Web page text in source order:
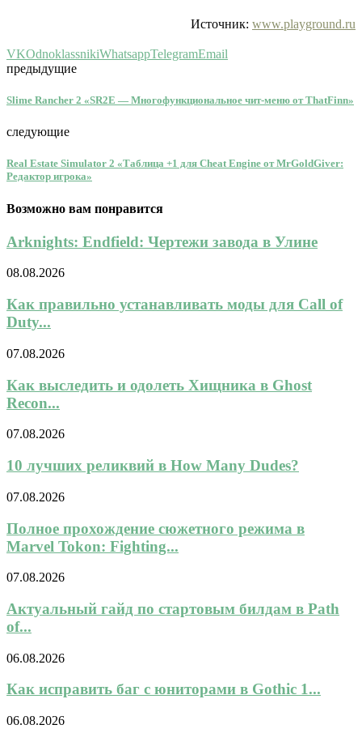
Источник: www.playground.ru
VKOdnoklassnikiWhatsappTelegramEmail
предыдущие
Slime Rancher 2 «SR2E — Многофункциональное чит-меню от ThatFinn»
следующие
Real Estate Simulator 2 «Таблица +1 для Cheat Engine от MrGoldGiver:
Редактор игрока»
Возможно вам понравится
Arknights: Endfield: Чертежи завода в Улине
08.08.2026
Как правильно устанавливать моды для Call of
Duty...
07.08.2026
Как выследить и одолеть Хищника в Ghost
Recon...
07.08.2026
10 лучших реликвий в How Many Dudes?
07.08.2026
Полное прохождение сюжетного режима в
Marvel Tokon: Fighting...
07.08.2026
Актуальный гайд по стартовым билдам в Path
of...
06.08.2026
Как исправить баг с юниторами в Gothic 1...
06.08.2026